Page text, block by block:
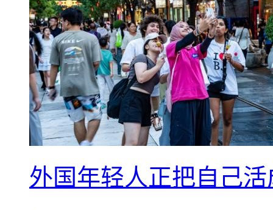
外国年轻人正把自己活